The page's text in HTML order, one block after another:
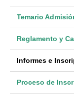
Temario
Reglamento y
Informes e
Proceso de